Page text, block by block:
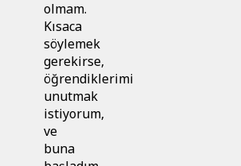
olmam.
Kısaca
söylemek
gerekirse,
öğrendiklerimi
unutmak
istiyorum,
ve
buna